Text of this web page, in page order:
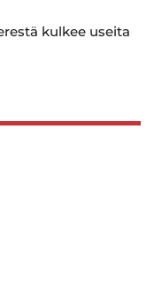
kulkee useita